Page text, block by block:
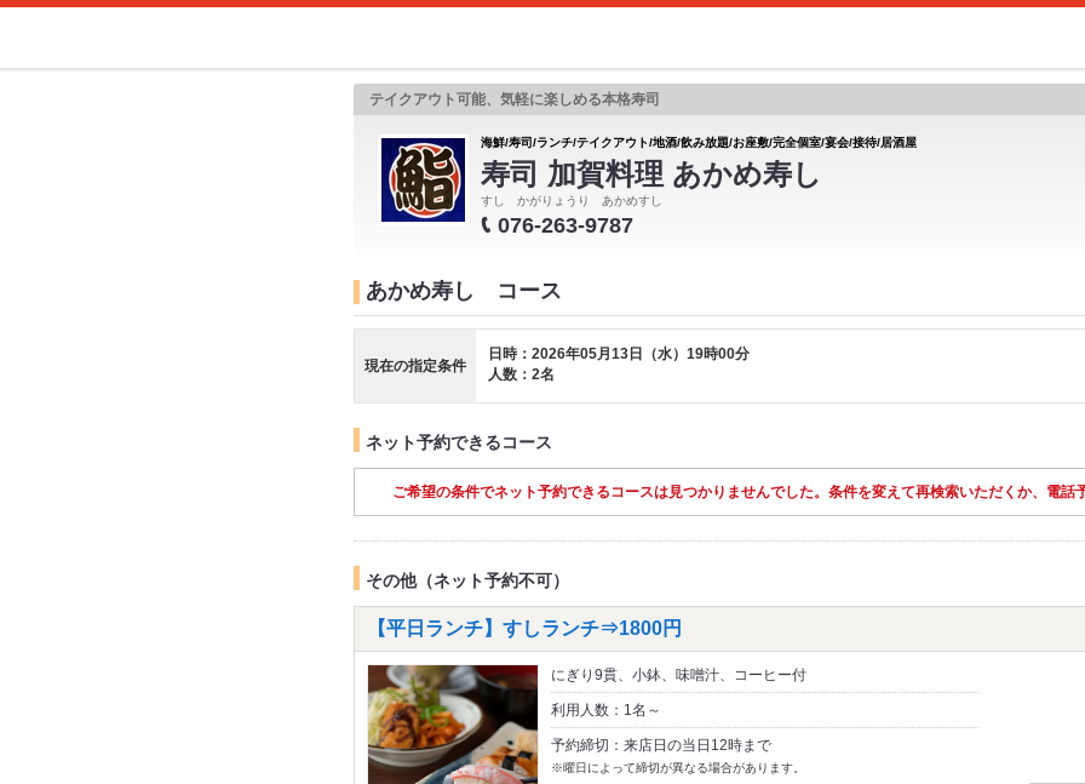
テイクアウト可能、気軽に楽しめる本格寿司
海鮮/寿司/ランチ/テイクアウト/地酒/飲み放題/お座敷/完全個室/宴会/接待/居酒屋
寿司 加賀料理 あかめ寿し
すし かがりょうり あかめすし
076-263-9787
あかめ寿し コース
現在の指定条件
日時：2026年05月13日（水）19時00分
人数：2名
ネット予約できるコース
ご希望の条件でネット予約できるコースは見つかりませんでした。条件を変えて再検索いただくか、電話
その他（ネット予約不可）
【平日ランチ】すしランチ⇒1800円
にぎり9貫、小鉢、味噌汁、コーヒー付
利用人数：1名～
予約締切：来店日の当日12時まで
※曜日によって締切が異なる場合があります。